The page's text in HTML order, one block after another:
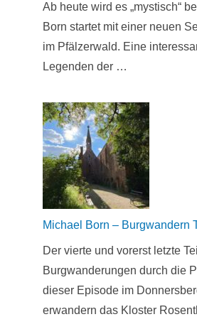
Ab heute wird es „mystisch“
Born startet mit einer neuen
im Pfälzerwald. Eine
Legenden der …
Michael Born – Burgwandern
Der vierte und vorerst letzte
Burgwanderungen durch die
dieser Episode im
erwandern das Kloster